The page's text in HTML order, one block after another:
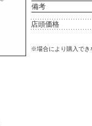
備考
店頭価格
※場合により購入でき